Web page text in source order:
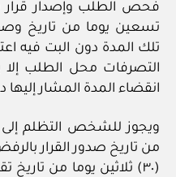
تسعين يوما من تاريخ
تلك المدة دون البت فيه
التصرفات محل الطلب إلا
انقضاء المدة المشار إليها
من تاريخ صدور القرار
(٣٠) ثلاثين يوما من